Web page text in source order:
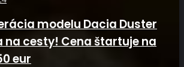
modelu Dacia Duster
na cesty! Cena štartuje na
eur